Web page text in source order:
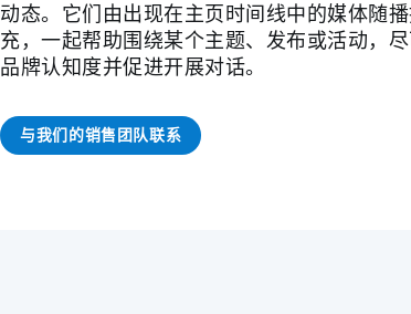
动态。它们由出现在主页时间线中的媒体随
充，一起帮助围绕某个主题、发布或活动，
品牌认知度并促进开展对话。
与我们的销售团队联系